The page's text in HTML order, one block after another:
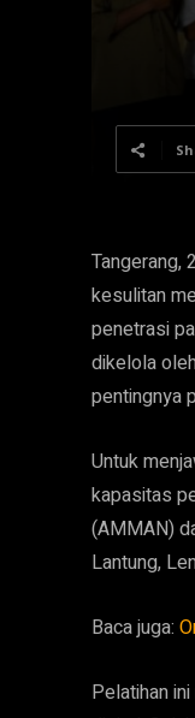
Tangerang,
kesulitan
penetrasi
dikelola
pentingnya
Untuk
kapasitas
(AMMAN)
Lantung,
Baca juga:
Pelatihan